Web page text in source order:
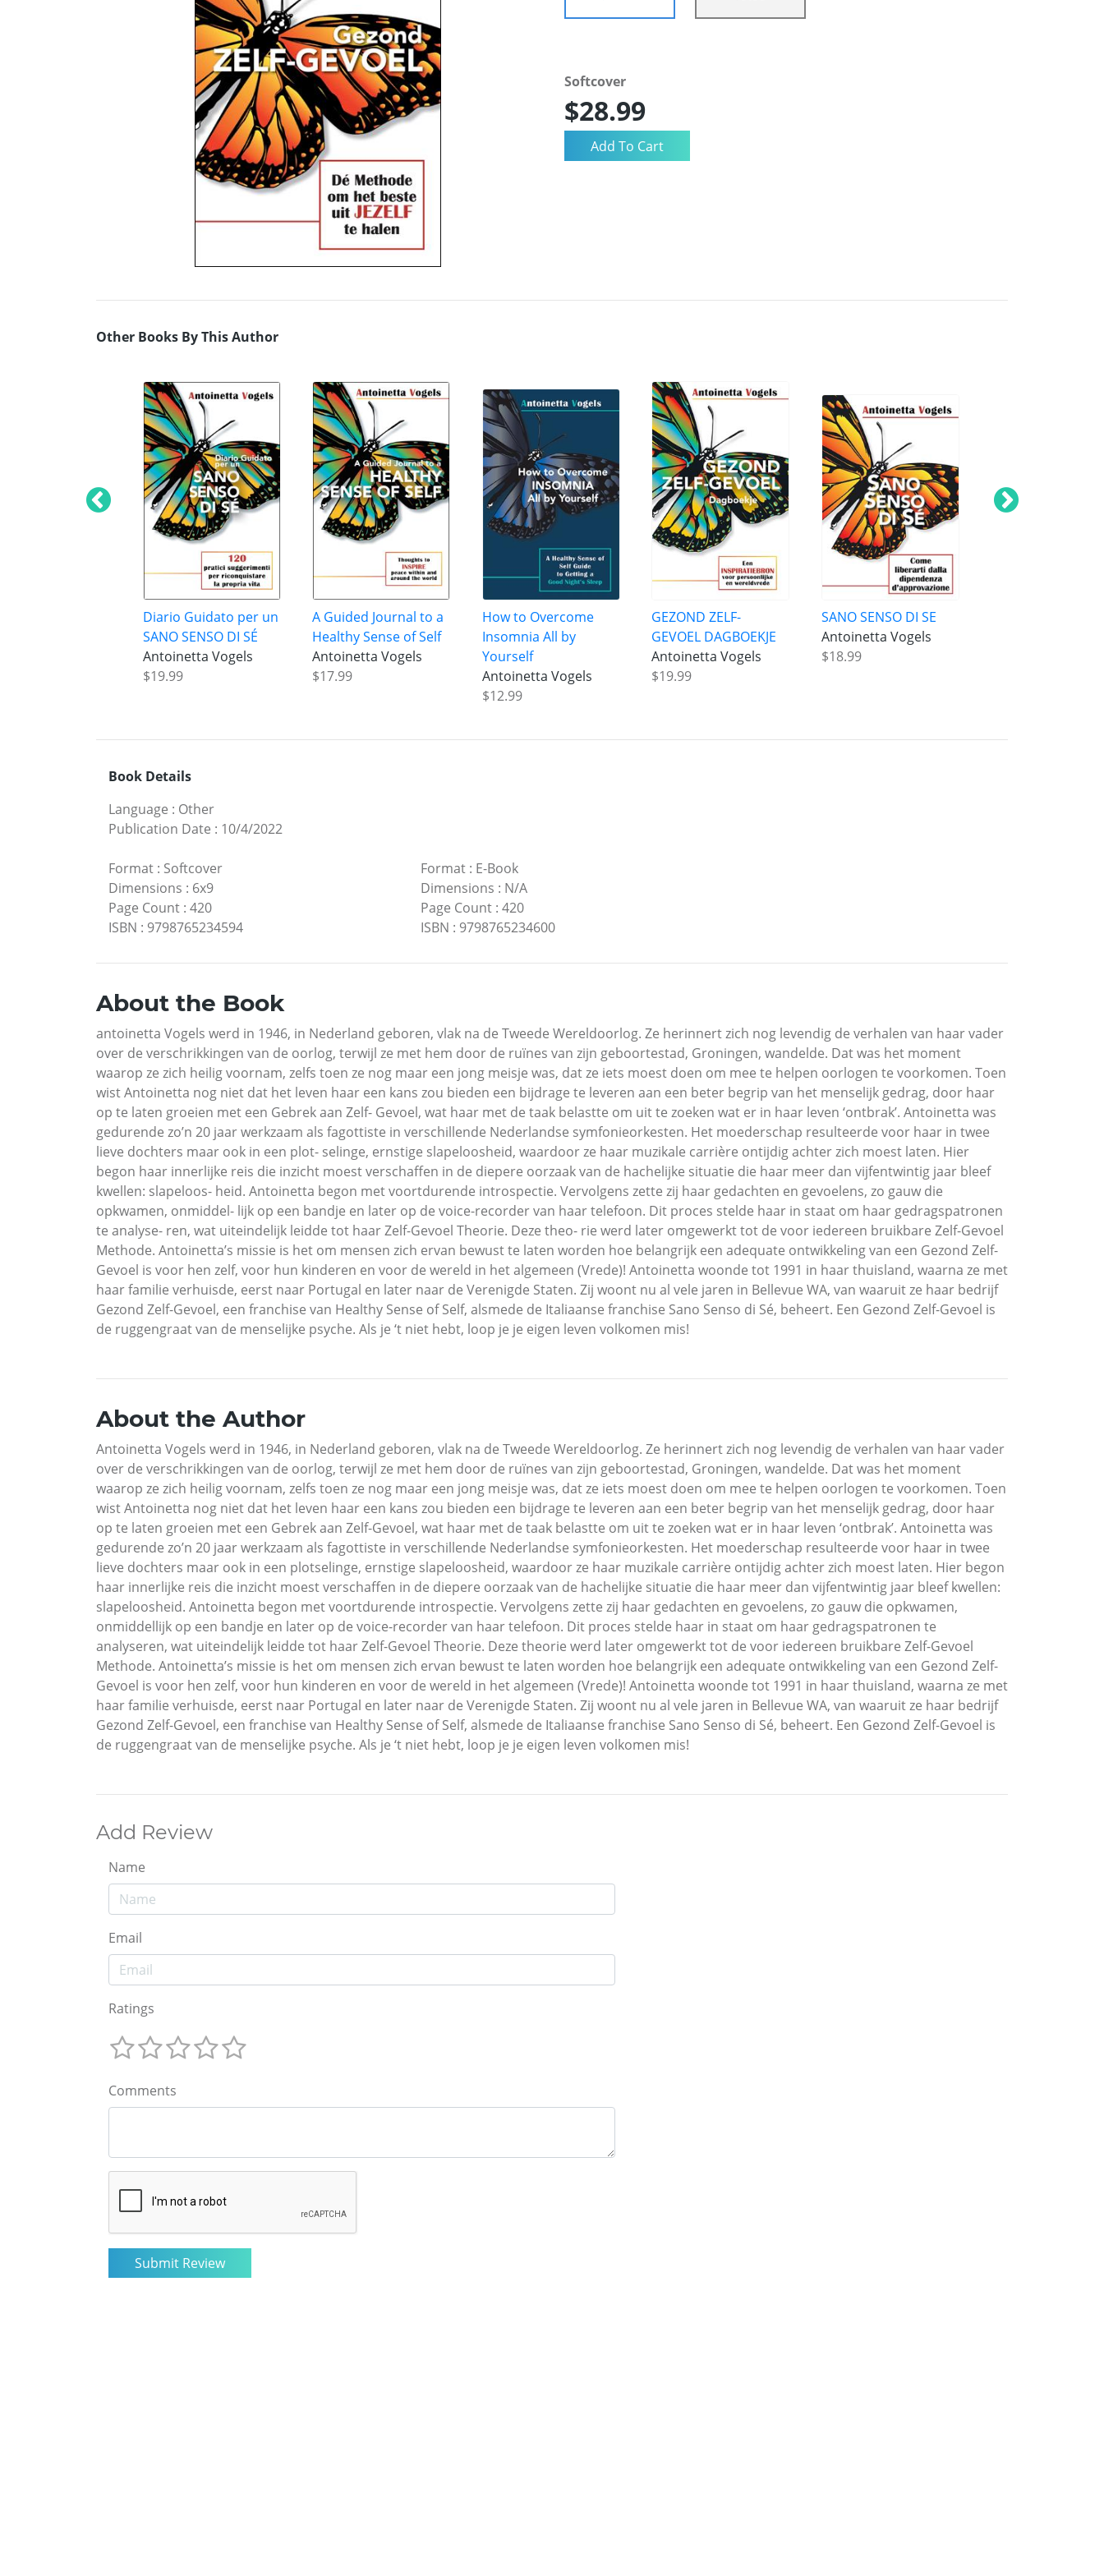
Softcover
$28.99
Other Books By This Author
Diario Guidato per un
SANO SENSO DI SÉ
Antoinetta Vogels
$19.99
A Guided Journal to a
Healthy Sense of Self
Antoinetta Vogels
$17.99
How to Overcome
Insomnia All by
Yourself
Antoinetta Vogels
$12.99
GEZOND ZELF-
GEVOEL DAGBOEKJE
Antoinetta Vogels
$19.99
SANO SENSO DI SE
Antoinetta Vogels
$18.99
Book Details
Language : Other
Publication Date : 10/4/2022
Format : Softcover
Dimensions : 6x9
Page Count : 420
ISBN : 9798765234594
Format: E-Book
Dimensions : N/A
Page Count: 420
ISBN : 9798765234600
About the Book
antoinetta Vogels werd in 1946, in Nederland geboren, vlak na de Tweede Wereldoorlog. Ze herinnert zich nog levendig de verhalen van haar vader
over de verschrikkingen van de oorlog, terwijl ze met hem door de ruïnes van zijn geboortestad, Groningen, wandelde. Dat was het moment
waarop ze zich heilig voornam, zelfs toen ze nog maar een jong meisje was, dat ze iets moest doen om mee te helpen oorlogen te voorkomen. Toen
wist Antoinetta nog niet dat het leven haar een kans zou bieden een bijdrage te leveren aan een beter begrip van het menselijk gedrag, door haar
op te laten groeien met een Gebrek aan Zelf- Gevoel, wat haar met de taak belastte om uit te zoeken wat er in haar leven ‘ontbrak’. Antoinetta was
gedurende zo’n 20 jaar werkzaam als fagottiste in verschillende Nederlandse symfonieorkesten. Het moederschap resulteerde voor haar in twee
lieve dochters maar ook in een plot- selinge, ernstige slapeloosheid, waardoor ze haar muzikale carrière ontijdig achter zich moest laten. Hier
begon haar innerlijke reis die inzicht moest verschaffen in de diepere oorzaak van de hachelijke situatie die haar meer dan vijfentwintig jaar bleef
kwellen: slapeloos- heid. Antoinetta begon met voortdurende introspectie. Vervolgens zette zij haar gedachten en gevoelens, zo gauw die
opkwamen, onmiddel- lijk op een bandje en later op de voice-recorder van haar telefoon. Dit proces stelde haar in staat om haar gedragspatronen
te analyse- ren, wat uiteindelijk leidde tot haar Zelf-Gevoel Theorie. Deze theo- rie werd later omgewerkt tot de voor iedereen bruikbare Zelf-Gevoel
Methode. Antoinetta’s missie is het om mensen zich ervan bewust te laten worden hoe belangrijk een adequate ontwikkeling van een Gezond Zelf-
Gevoel is voor hen zelf, voor hun kinderen en voor de wereld in het algemeen (Vrede)! Antoinetta woonde tot 1991 in haar thuisland, waarna ze met
haar familie verhuisde, eerst naar Portugal en later naar de Verenigde Staten. Zij woont nu al vele jaren in Bellevue WA, van waaruit ze haar bedrijf
Gezond Zelf-Gevoel, een franchise van Healthy Sense of Self, alsmede de Italiaanse franchise Sano Senso di Sé, beheert. Een Gezond Zelf-Gevoel is
de ruggengraat van de menselijke psyche. Als je ‘t niet hebt, loop je je eigen leven volkomen mis!
About the Author
Antoinetta Vogels werd in 1946, in Nederland geboren, vlak na de Tweede Wereldoorlog. Ze herinnert zich nog levendig de verhalen van haar vader
over de verschrikkingen van de oorlog, terwijl ze met hem door de ruïnes van zijn geboortestad, Groningen, wandelde. Dat was het moment
waarop ze zich heilig voornam, zelfs toen ze nog maar een jong meisje was, dat ze iets moest doen om mee te helpen oorlogen te voorkomen. Toen
wist Antoinetta nog niet dat het leven haar een kans zou bieden een bijdrage te leveren aan een beter begrip van het menselijk gedrag, door haar
op te laten groeien met een Gebrek aan Zelf-Gevoel, wat haar met de taak belastte om uit te zoeken wat er in haar leven ‘ontbrak’. Antoinetta was
gedurende zo’n 20 jaar werkzaam als fagottiste in verschillende Nederlandse symfonieorkesten. Het moederschap resulteerde voor haar in twee
lieve dochters maar ook in een plotselinge, ernstige slapeloosheid, waardoor ze haar muzikale carrière ontijdig achter zich moest laten. Hier begon
haar innerlijke reis die inzicht moest verschaffen in de diepere oorzaak van de hachelijke situatie die haar meer dan vijfentwintig jaar bleef kwellen:
slapeloosheid. Antoinetta begon met voortdurende introspectie. Vervolgens zette zij haar gedachten en gevoelens, zo gauw die opkwamen,
onmiddellijk op een bandje en later op de voice-recorder van haar telefoon. Dit proces stelde haar in staat om haar gedragspatronen te
analyseren, wat uiteindelijk leidde tot haar Zelf-Gevoel Theorie. Deze theorie werd later omgewerkt tot de voor iedereen bruikbare Zelf-Gevoel
Methode. Antoinetta’s missie is het om mensen zich ervan bewust te laten worden hoe belangrijk een adequate ontwikkeling van een Gezond Zelf-
Gevoel is voor hen zelf, voor hun kinderen en voor de wereld in het algemeen (Vrede)! Antoinetta woonde tot 1991 in haar thuisland, waarna ze met
haar familie verhuisde, eerst naar Portugal en later naar de Verenigde Staten. Zij woont nu al vele jaren in Bellevue WA, van waaruit ze haar bedrijf
Gezond Zelf-Gevoel, een franchise van Healthy Sense of Self, alsmede de Italiaanse franchise Sano Senso di Sé, beheert. Een Gezond Zelf-Gevoel is
de ruggengraat van de menselijke psyche. Als je ‘t niet hebt, loop je je eigen leven volkomen mis!
Add Review
Name
Email
Ratings
Comments